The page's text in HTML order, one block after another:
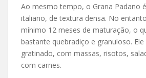
Ao mesmo tempo, o Grana Padano
italiano, de textura densa. No
mínimo 12 meses de maturação, o
bastante quebradiço e granuloso.
gratinado, com massas, risotos,
com carnes.